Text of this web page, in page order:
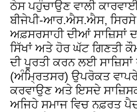
ਠੇਸ ਪਹੁੰਚਾਉਣ ਵਾਲੀ
ਬੀਜੇਪੀ-ਆਰ.ਐਸ.ਐਸ, ਸਿਰਸੇ
ਅਫ਼ਸਰਸਾਹੀ ਦੀਆਂ ਸਾਜ਼ਿਸਾਂ
ਸਿੱਖਾਂ ਅਤੇ ਹੋਰ ਘੱਟ ਗਿਣਤੀ
ਦੀ ਪੂਰਤੀ ਕਰਨ ਲਈ
(ਅੰਮ੍ਰਿਤਸਰ) ਉਪਰੋਕਤ
ਕਰਵਾਉਣ ਅਤੇ ਇਸਦੇ
ਅਜਿਹੇ ਸਮਾਜ ਵਿਚ ਨਫ਼ਰਤ